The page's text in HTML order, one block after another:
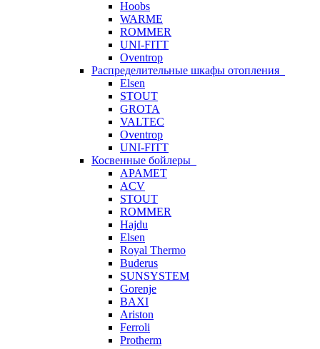
Hoobs
WARME
ROMMER
UNI-FITT
Oventrop
Распределительные шкафы отопления
Elsen
STOUT
GROTA
VALTEC
Oventrop
UNI-FITT
Косвенные бойлеры
APAMET
ACV
STOUT
ROMMER
Hajdu
Elsen
Royal Thermo
Buderus
SUNSYSTEM
Gorenje
BAXI
Ariston
Ferroli
Protherm